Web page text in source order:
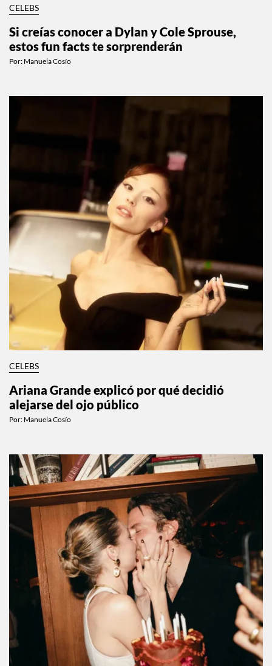
CELEBS
Si creías conocer a Dylan y Cole Sprouse,
estos fun facts te sorprenderán
Por: Manuela Cosío
CELEBS
Ariana Grande explicó por qué decidió
alejarse del ojo público
Por: Manuela Cosío